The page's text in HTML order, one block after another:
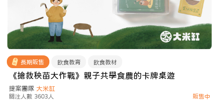
長期販售 飲食教育 飲食教材
《搶救秧苗大作戰》親子共學食農的卡牌桌遊
提案團隊 大米缸
關注人數 3603人 販售中